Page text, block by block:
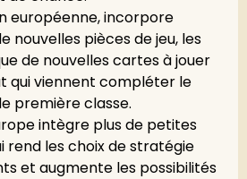
européenne, incorpore
nouvelles pièces de jeu, les
de nouvelles cartes à jouer
qui viennent compléter le
première classe.
intègre plus de petites
rend les choix de stratégie
et augmente les possibilités